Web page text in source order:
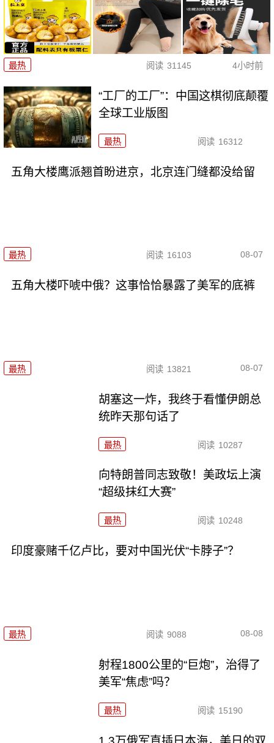
最热 阅读 31145 4小时前
“工厂的工厂”：中国这棋彻底颠覆
全球工业版图
最热 阅读 16312
五角大楼鹰派翘首盼进京，北京连门缝都没给留
最热 阅读 16103 08-07
五角大楼吓唬中俄？这事恰恰暴露了美军的底裤
最热 阅读 13821 08-07
胡塞这一炸，我终于看懂伊朗总
统昨天那句话了
最热 阅读 10287
向特朗普同志致敬！美政坛上演
“超级抹红大赛”
最热 阅读 10248
印度豪赌千亿卢比，要对中国光伏“卡脖子”？
最热 阅读 9088 08-08
射程1800公里的“巨炮”，治得了
美军“焦虑”吗？
最热 阅读 15190